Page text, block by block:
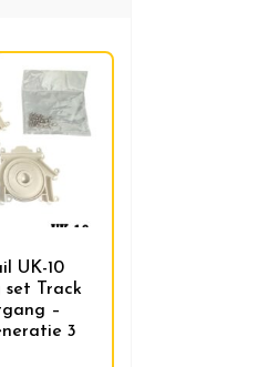
UK-10
set Track
–
3